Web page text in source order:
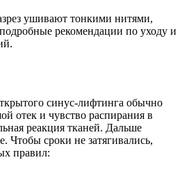
ушивают тонкими нитями,
рекомендации по уходу и
синус-лифтинга обычно
отек и чувство распирания в
реакция тканей. Дальше
Чтобы сроки не затягивались,
правил: